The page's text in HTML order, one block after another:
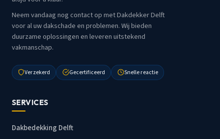
Neem vandaag nog contact op met Dakdekker Delft
voor al uw dakschade en problemen. Wij bieden
duurzame oplossingen en leveren uitstekend
vakmanschap.
Verzekerd Gecertificeerd Snelle reactie
SERVICES
Dakbedekking Delft